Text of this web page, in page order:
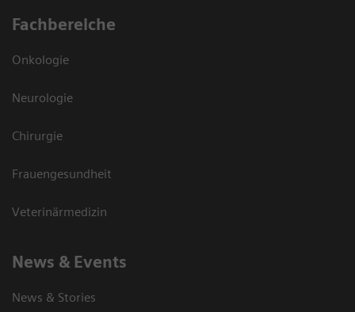
Fachbereiche
Onkologie
Neurologie
Chirurgie
Frauengesundheit
Veterinärmedizin
News & Events
News & Stories